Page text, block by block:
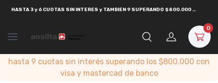
HASTA 3 y 6 CUOTAS SIN INTERES y TAMBIEN 9 SUPERANDO $800.000 CON
0
hasta 9 cuotas sin interés superando los $800.000 con
visa y mastercad de banco